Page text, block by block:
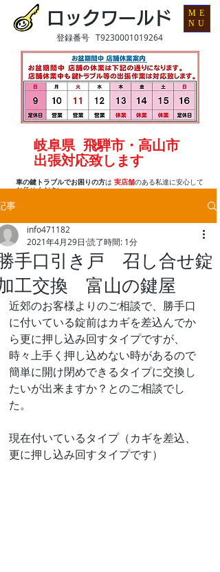
ロックワールド
車の鍵トラブルでお困りの方は 実店舗のある私達に安心して
お任せください
岐阜県 飛騨市・高山市
出張対応致します
登録番号 T9230001019264
ME
NU
事
手口引き戸 召し合せ錠
工交換 富山の鍵屋
info471182
2021年4月29日 読了時間: 1分
近郊のお客様よりのご相談で、勝手口
に付いている錠前はカギを差込んでか
ら更に押し込み回すタイプですが、
時々上手く押し込めない時があるので
簡単に開け閉めできるタイプに交換し
たいが出来ますか？とのご相談でし
た。
現在付いているタイプ（カギを差込、
更に押し込み回すタイプです）